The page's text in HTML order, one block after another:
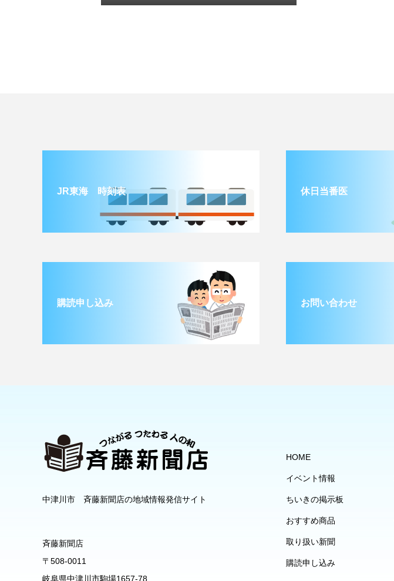
JR東海 時刻表 休日当番医
購読申し込み お問い合わせ
中津川市 斉藤新聞店の地域情報発信サイト
斉藤新聞店
〒508-0011
岐阜県中津川市駒場1657-78
HOME
イベント情報
ちいきの掲示板
おすすめ商品
取り扱い新聞
購読申し込み